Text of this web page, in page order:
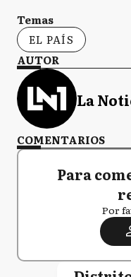
Temas
EL PAÍS
AUTOR
La
COMENTARIOS
Para
Por